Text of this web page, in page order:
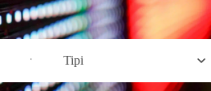
Tipi